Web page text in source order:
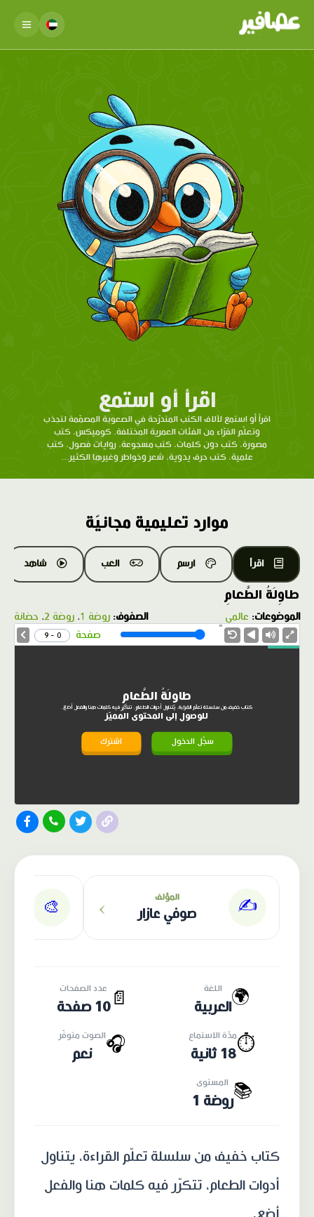
اقرأ أو استمع
اقرأ أو استمع لآلاف الكتب المتدرّحة في الصعوبة المصمّمة لتجذب
وتعلّم القرّاء من الفئات العمرية المختلفة. كوميكس، كتب
مصورة، كتب دون كلمات، كتب مسجوعة، روايات فصول، كتب
علمية، كتب حرف يدوية، شعر وخواطر وغيرها الكثير...
موارد تعليمية مجانيّة
اقرأ ارسم العب شاهد
طاوِلَةُ الطَّعامِ
الموضوعات: عالمي الصفوف: روضة 1 ، روضة 2 ، حضانة
صفحة 0 - 9
طاوِلَةُ الطَّعامِ
كتاب خفيف من سلسلة تعلّم القراءة، يتناول أدوات الطعام، تتكرّر فيه كلمات هنا والفعل أضع.
للوصول إلى المحتوى المميّز
سجّل الدخول اشترك
✍️ المؤلف
صوفي عازار ›
🎨
🌍 اللغة
العربية 📄
عدد الصفحات
10 صفحة
⏱️مدّة الاستماع
18 ثانية
🎧الصوت متوفّر
نعم
📚 المستوى
روضة 1
كتاب خفيف من سلسلة تعلّم القراءة، يتناول
أدوات الطعام، تتكرّر فيه كلمات هنا والفعل